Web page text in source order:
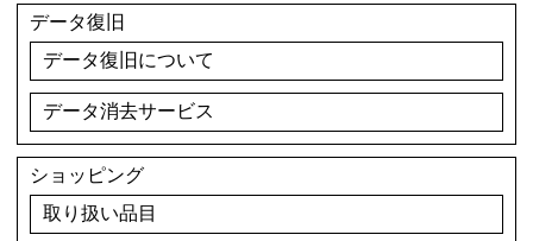
データ復旧
データ復旧について
データ消去サービス
ショッピング
取り扱い品目